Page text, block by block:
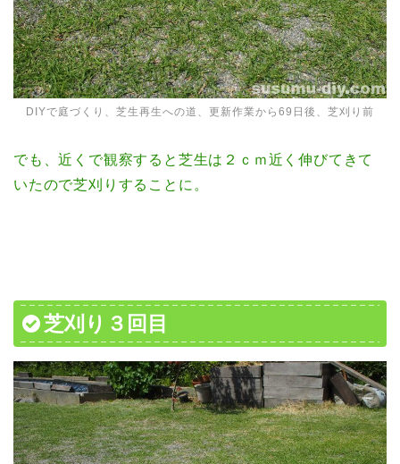
DIYで庭づくり、芝生再生への道、更新作業から69日後、芝刈り前
でも、近くで観察すると芝生は２ｃｍ近く伸びてきて
いたので芝刈りすることに。
芝刈り３回目